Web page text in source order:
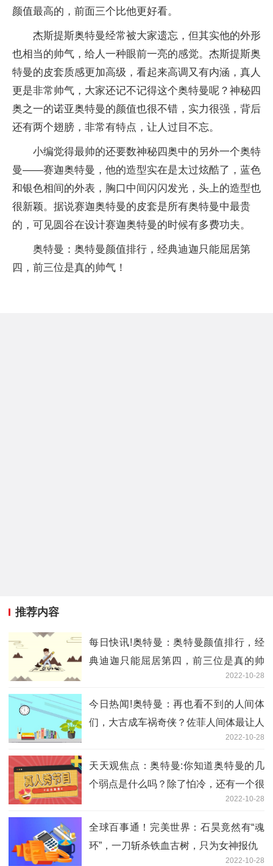
颜值最高的，前面三个比他更好看。
杰斯提斯奥特曼经常被大家遗忘，但其实他的外形
也相当的帅气，给人一种眼前一亮的感觉。杰斯提斯奥
特曼的皮套质感更加高级，看起来高调又有内涵，真人
更是非常帅气，大家还记不记得这个奥特曼呢？神秘四
奥之一的诺亚奥特曼的颜值也很不错，实力很强，背后
还有两个翅膀，非常有特点，让人过目不忘。
小编觉得最帅的还要数神秘四奥中的另外一个奥特
曼——赛迦奥特曼，他的造型实在是太过炫酷了，蓝色
和银色相间的外表，胸口中间闪闪发光，头上的造型也
很新颖。据说赛迦奥特曼的皮套是所有奥特曼中最贵
的，可见圆谷在设计赛迦奥特曼的时候有多费功夫。
奥特曼：奥特曼颜值排行，经典迪迦只能屈居第
四，前三位是真的帅气！
推荐内容
每日快讯!奥特曼：奥特曼颜值排行，经
典迪迦只能屈居第四，前三位是真的帅
2022-10-28
今日热闻!奥特曼：再也看不到的人间体
们，大古成车祸奇侠？佐菲人间体最让人
2022-10-28
天天观焦点：奥特曼:你知道奥特曼的几
个弱点是什么吗？除了怕冷，还有一个很
2022-10-28
全球百事通！完美世界：石昊竟然有“魂
环”，一刀斩杀铁血古树，只为女神报仇
2022-10-28